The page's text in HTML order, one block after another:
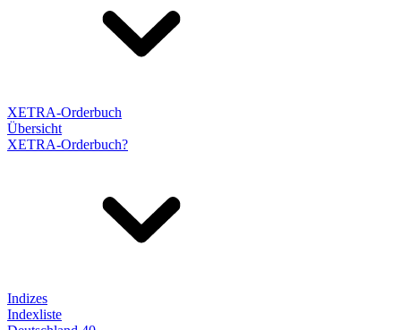
XETRA-Orderbuch
Übersicht
XETRA-Orderbuch?
Indizes
Indexliste